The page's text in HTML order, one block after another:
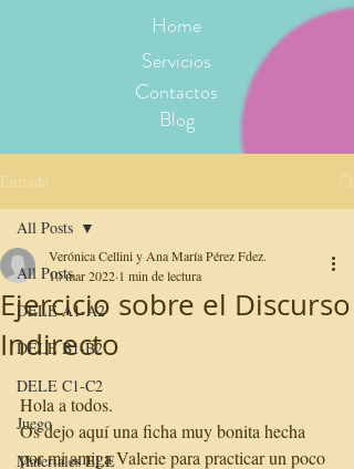
Home
Servicios
Contactos
Blog
Entrada
All Posts
DELE A1-A2
DELE B1-B2
DELE C1-C2
Juego
Materiales ELE
All Posts
Ejercicio sobre el Discurso
Indirecto
Verónica Cellini y Ana María Pérez Fdez.
10 mar 2022 1 min de lectura
Hola a todos.
Os dejo aquí una ficha muy bonita hecha
por mi amiga Valerie para practicar un poco